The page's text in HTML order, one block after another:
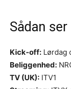
Sådan
Kick-off: Lørdag
Beliggenhed:
TV (UK): ITV1